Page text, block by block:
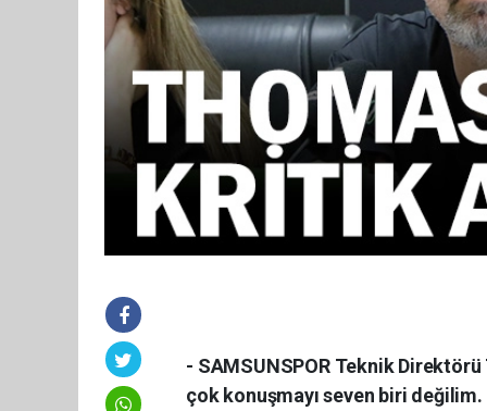
- SAMSUNSPOR Teknik
çok konuşmayı seven biri değilim.